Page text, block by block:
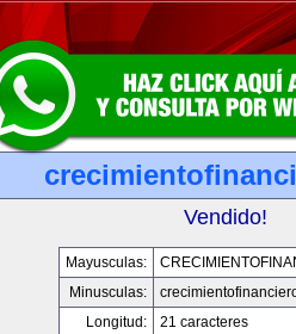
Vendido!
Mayusculas:
Minusculas:
Longitud:
21 caracteres